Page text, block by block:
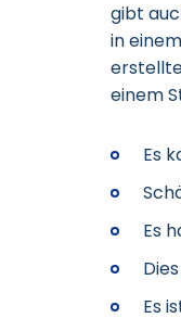
gibt
in
einem
Es
Es
Es